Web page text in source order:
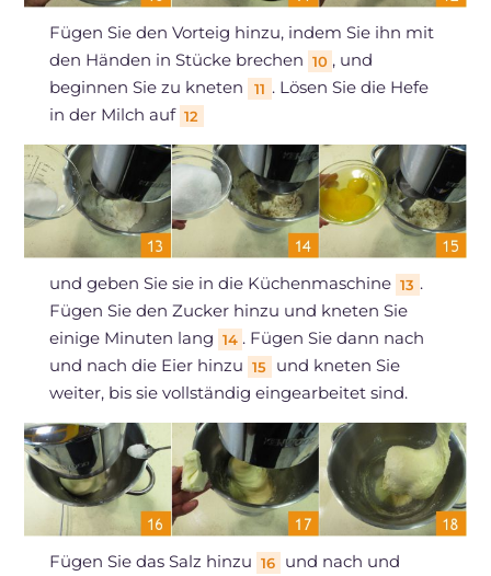
Fügen Sie den Vorteig hinzu, indem Sie ihn mit
den Händen in Stücke brechen 10 , und
beginnen Sie zu kneten
11 . Lösen Sie die Hefe
in der Milch auf 12
und geben Sie sie in die Küchenmaschine 13 .
Fügen Sie den Zucker hinzu und kneten Sie
einige Minuten lang 14 . Fügen Sie dann nach
und nach die Eier hinzu 15
und kneten Sie
weiter, bis sie vollständig eingearbeitet sind.
Fügen Sie das Salz hinzu 16
und nach und